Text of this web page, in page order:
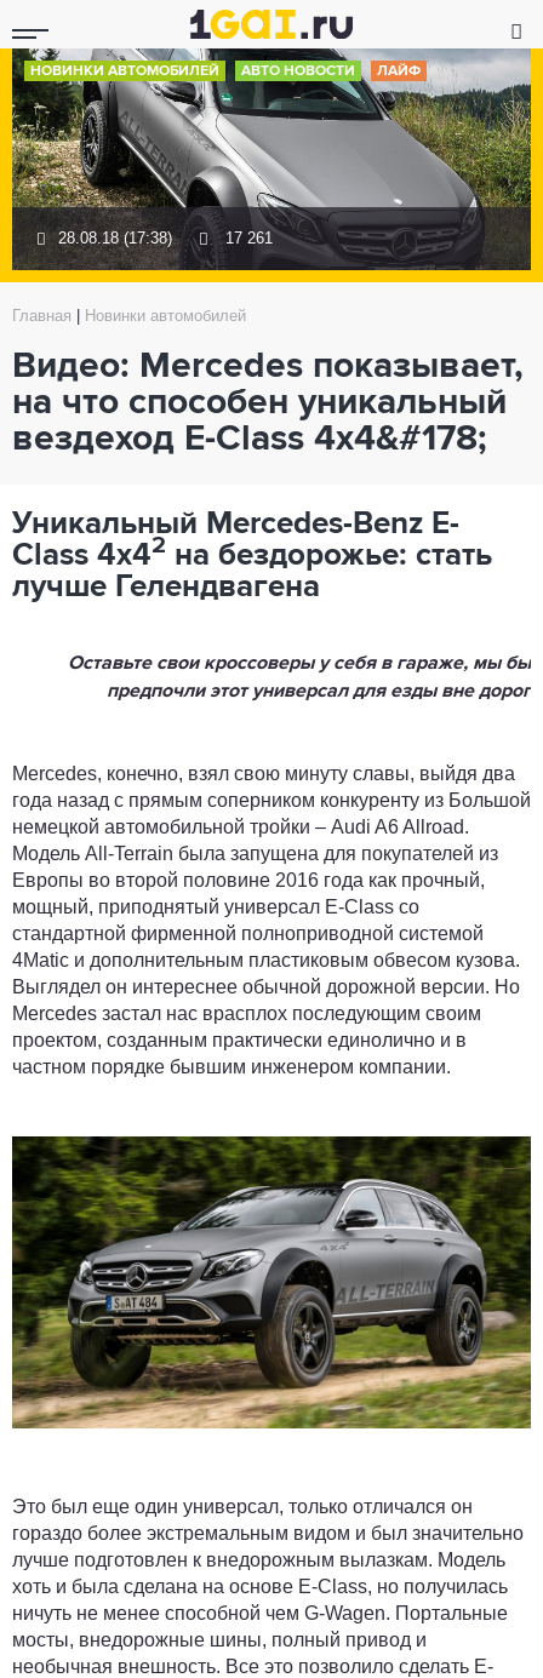
НОВИНКИ АВТОМОБИЛЕЙ АВТО НОВОСТИ ЛАЙФ
28.08.18 (17:38) 17 261
Главная Новинки автомобилей
Видео: Mercedes показывает,
на что способен уникальный
вездеход E-Class 4x4&#178;
Уникальный Mercedes-Benz E-
Class 4x42 на бездорожье: стать
лучше Гелендвагена
Оставьте свои кроссоверы у себя в гараже, мы бы
предпочли этот универсал для езды вне дорог
Mercedes, конечно, взял свою минуту славы, выйдя два
года назад с прямым соперником конкуренту из Большой
немецкой автомобильной тройки – Audi A6 Allroad.
Модель All-Terrain была запущена для покупателей из
Европы во второй половине 2016 года как прочный,
мощный, приподнятый универсал E-Class со
стандартной фирменной полноприводной системой
4Matic и дополнительным пластиковым обвесом кузова.
Выглядел он интереснее обычной дорожной версии. Но
Mercedes застал нас врасплох последующим своим
проектом, созданным практически единолично и в
частном порядке бывшим инженером компании.
Это был еще один универсал, только отличался он
гораздо более экстремальным видом и был значительно
лучше подготовлен к внедорожным вылазкам. Модель
хоть и была сделана на основе E-Class, но получилась
ничуть не менее способной чем G-Wagen. Портальные
мосты, внедорожные шины, полный привод и
необычная внешность. Все это позволило сделать E-